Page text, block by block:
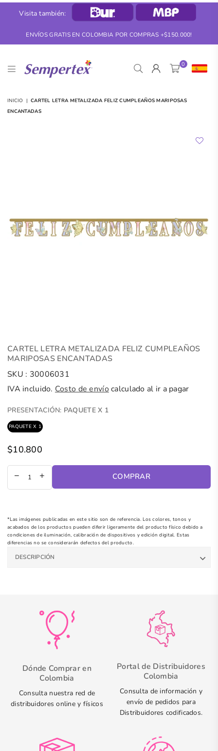
Visita también:
ENVÍOS GRATIS EN COLOMBIA POR COMPRAS +$150.000!
SEMPERTEX
0
INICIO | CARTEL LETRA METALIZADA FELIZ CUMPLEAÑOS MARIPOSAS
ENCANTADAS
CARTEL LETRA METALIZADA FELIZ CUMPLEAÑOS
MARIPOSAS ENCANTADAS
SKU : 30006031
IVA incluido. Costo de envíocalculado al ir a pagar
PRESENTACIÓN: PAQUETE X 1
PAQUETE X 1
Precio
regular
$10.800
COMPRAR
*Las imágenes publicadas en este sitio son de referencia. Los colores, tonos y
acabados de los productos pueden diferir ligeramente del producto físico debido a
condiciones de iluminación, calibración de dispositivos y edición digital. Estas
diferencias no se considerarán defectos del producto.
DESCRIPCIÓN
Dónde Comprar en
Colombia
Consulta nuestra red de
distribuidores online y físicos
Portal de Distribuidores
Colombia
Consulta de información y
envío de pedidos para
Distribuidores codificados.